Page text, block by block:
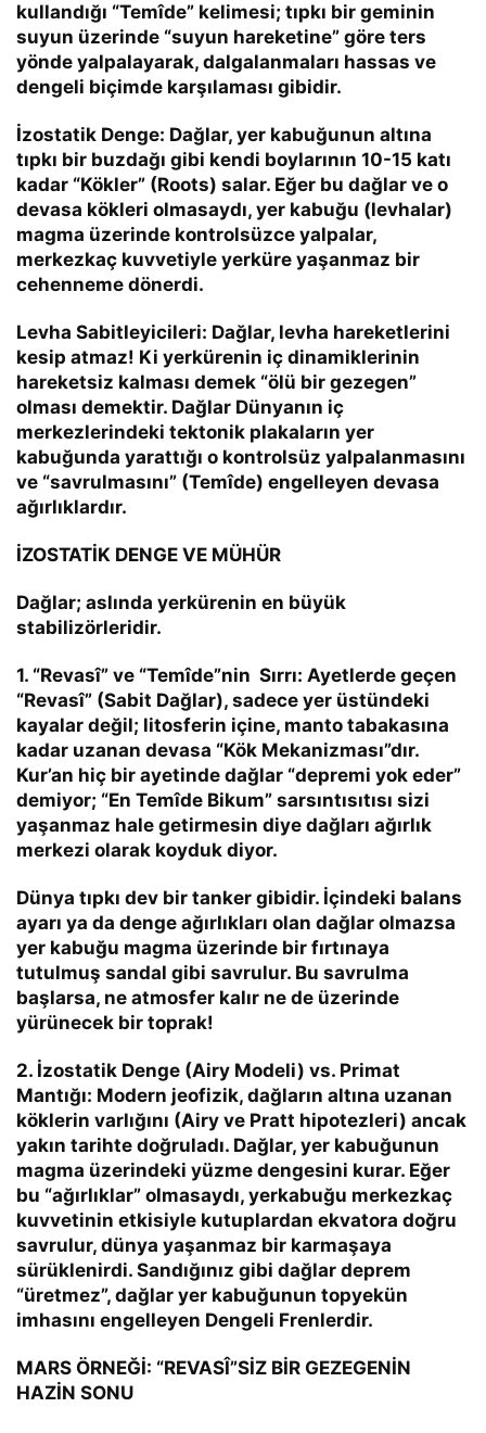
kullandığı “Temîde” kelimesi; tıpkı bir geminin
suyun üzerinde “suyun hareketine” göre ters
yönde yalpalayarak, dalgalanmaları hassas ve
dengeli biçimde karşılaması gibidir.
İzostatik Denge: Dağlar, yer kabuğunun altına
tıpkı bir buzdağı gibi kendi boylarının 10-15 katı
kadar “Kökler” (Roots) salar. Eğer bu dağlar ve o
devasa kökleri olmasaydı, yer kabuğu (levhalar)
magma üzerinde kontrolsüzce yalpalar,
merkezkaç kuvvetiyle yerküre yaşanmaz bir
cehenneme dönerdi.
Levha Sabitleyicileri: Dağlar, levha hareketlerini
kesip atmaz! Ki yerkürenin iç dinamiklerinin
hareketsiz kalması demek “ölü bir gezegen”
olması demektir. Dağlar Dünyanın iç
merkezlerindeki tektonik plakaların yer
kabuğunda yarattığı o kontrolsüz yalpalanmasını
ve “savrulmasını” (Temîde) engelleyen devasa
ağırlıklardır.
İZOSTATİK DENGE VE MÜHÜR
Dağlar; aslında yerkürenin en büyük
stabilizörleridir.
1. “Revasî” ve “Temîde”nin Sırrı: Ayetlerde geçen
“Revasî” (Sabit Dağlar), sadece yer üstündeki
kayalar değil; litosferin içine, manto tabakasına
kadar uzanan devasa “Kök Mekanizması”dır.
Kur’an hiç bir ayetinde dağlar “depremi yok eder”
demiyor; “En Temîde Bikum” sarsıntısıtısı sizi
yaşanmaz hale getirmesin diye dağları ağırlık
merkezi olarak koyduk diyor.
Dünya tıpkı dev bir tanker gibidir. İçindeki balans
ayarı ya da denge ağırlıkları olan dağlar olmazsa
yer kabuğu magma üzerinde bir fırtınaya
tutulmuş sandal gibi savrulur. Bu savrulma
başlarsa, ne atmosfer kalır ne de üzerinde
yürünecek bir toprak!
2. İzostatik Denge (Airy Modeli) vs. Primat
Mantığı: Modern jeofizik, dağların altına uzanan
köklerin varlığını (Airy ve Pratt hipotezleri) ancak
yakın tarihte doğruladı. Dağlar, yer kabuğunun
magma üzerindeki yüzme dengesini kurar. Eğer
bu “ağırlıklar” olmasaydı, yerkabuğu merkezkaç
kuvvetinin etkisiyle kutuplardan ekvatora doğru
savrulur, dünya yaşanmaz bir karmaşaya
sürüklenirdi. Sandığınız gibi dağlar deprem
“üretmez”, dağlar yer kabuğunun topyekün
imhasını engelleyen Dengeli Frenlerdir.
MARS ÖRNEĞİ: “REVASÎ”SİZ BİR GEZEGENİN
HAZİN SONU